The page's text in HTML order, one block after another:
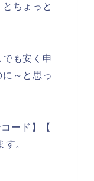
ちょっと
も安く申
～と思っ
ード】【
。